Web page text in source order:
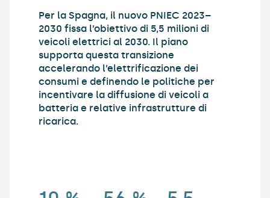
Per la Spagna, il nuovo PNIEC 2023–
2030 fissa l’obiettivo di 5,5 milioni di
veicoli elettrici al 2030. Il piano
supporta questa transizione
accelerando l’elettrificazione dei
consumi e definendo le politiche per
incentivare la diffusione di veicoli a
batteria e relative infrastrutture di
ricarica.